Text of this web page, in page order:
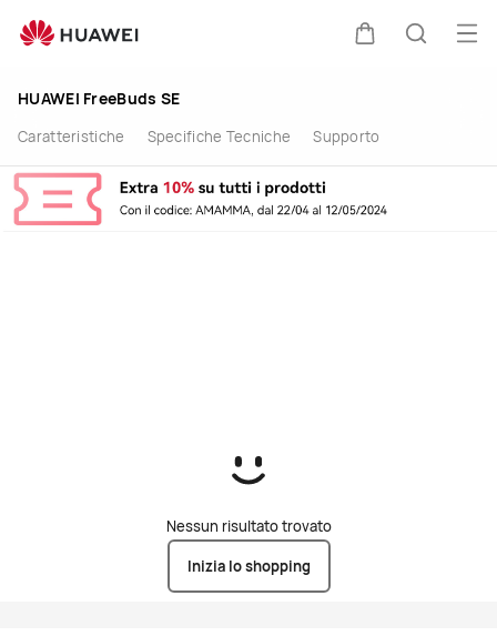
buy
HUAWEI FreeBuds SE
Caratteristiche Specifiche Tecniche Supporto
Nessun risultato trovato
Inizia lo shopping